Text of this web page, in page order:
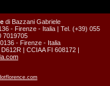
di Bazzani Gabriele
- Firenze - Italia | Tel. (+39) 055
7019705
- Firenze - Italia
| CCIAA FI 608172 |